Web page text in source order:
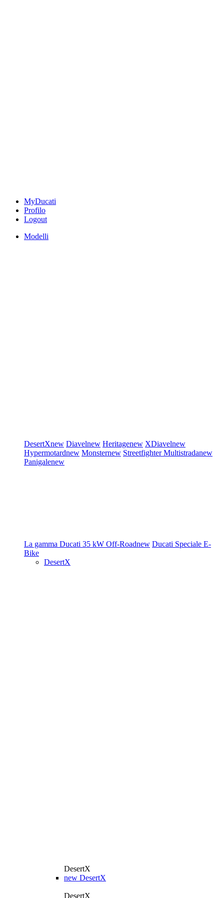
MyDucati
Profilo
Logout
Modelli
DesertXnew Diavelnew Heritagenew XDiavelnew
Hypermotardnew Monsternew StreetfighterMultistradanew
Panigalenew
La gamma Ducati 35 kW Off-Roadnew Ducati Speciale E-
Bike
DesertX
DesertX
new DesertX
DesertX